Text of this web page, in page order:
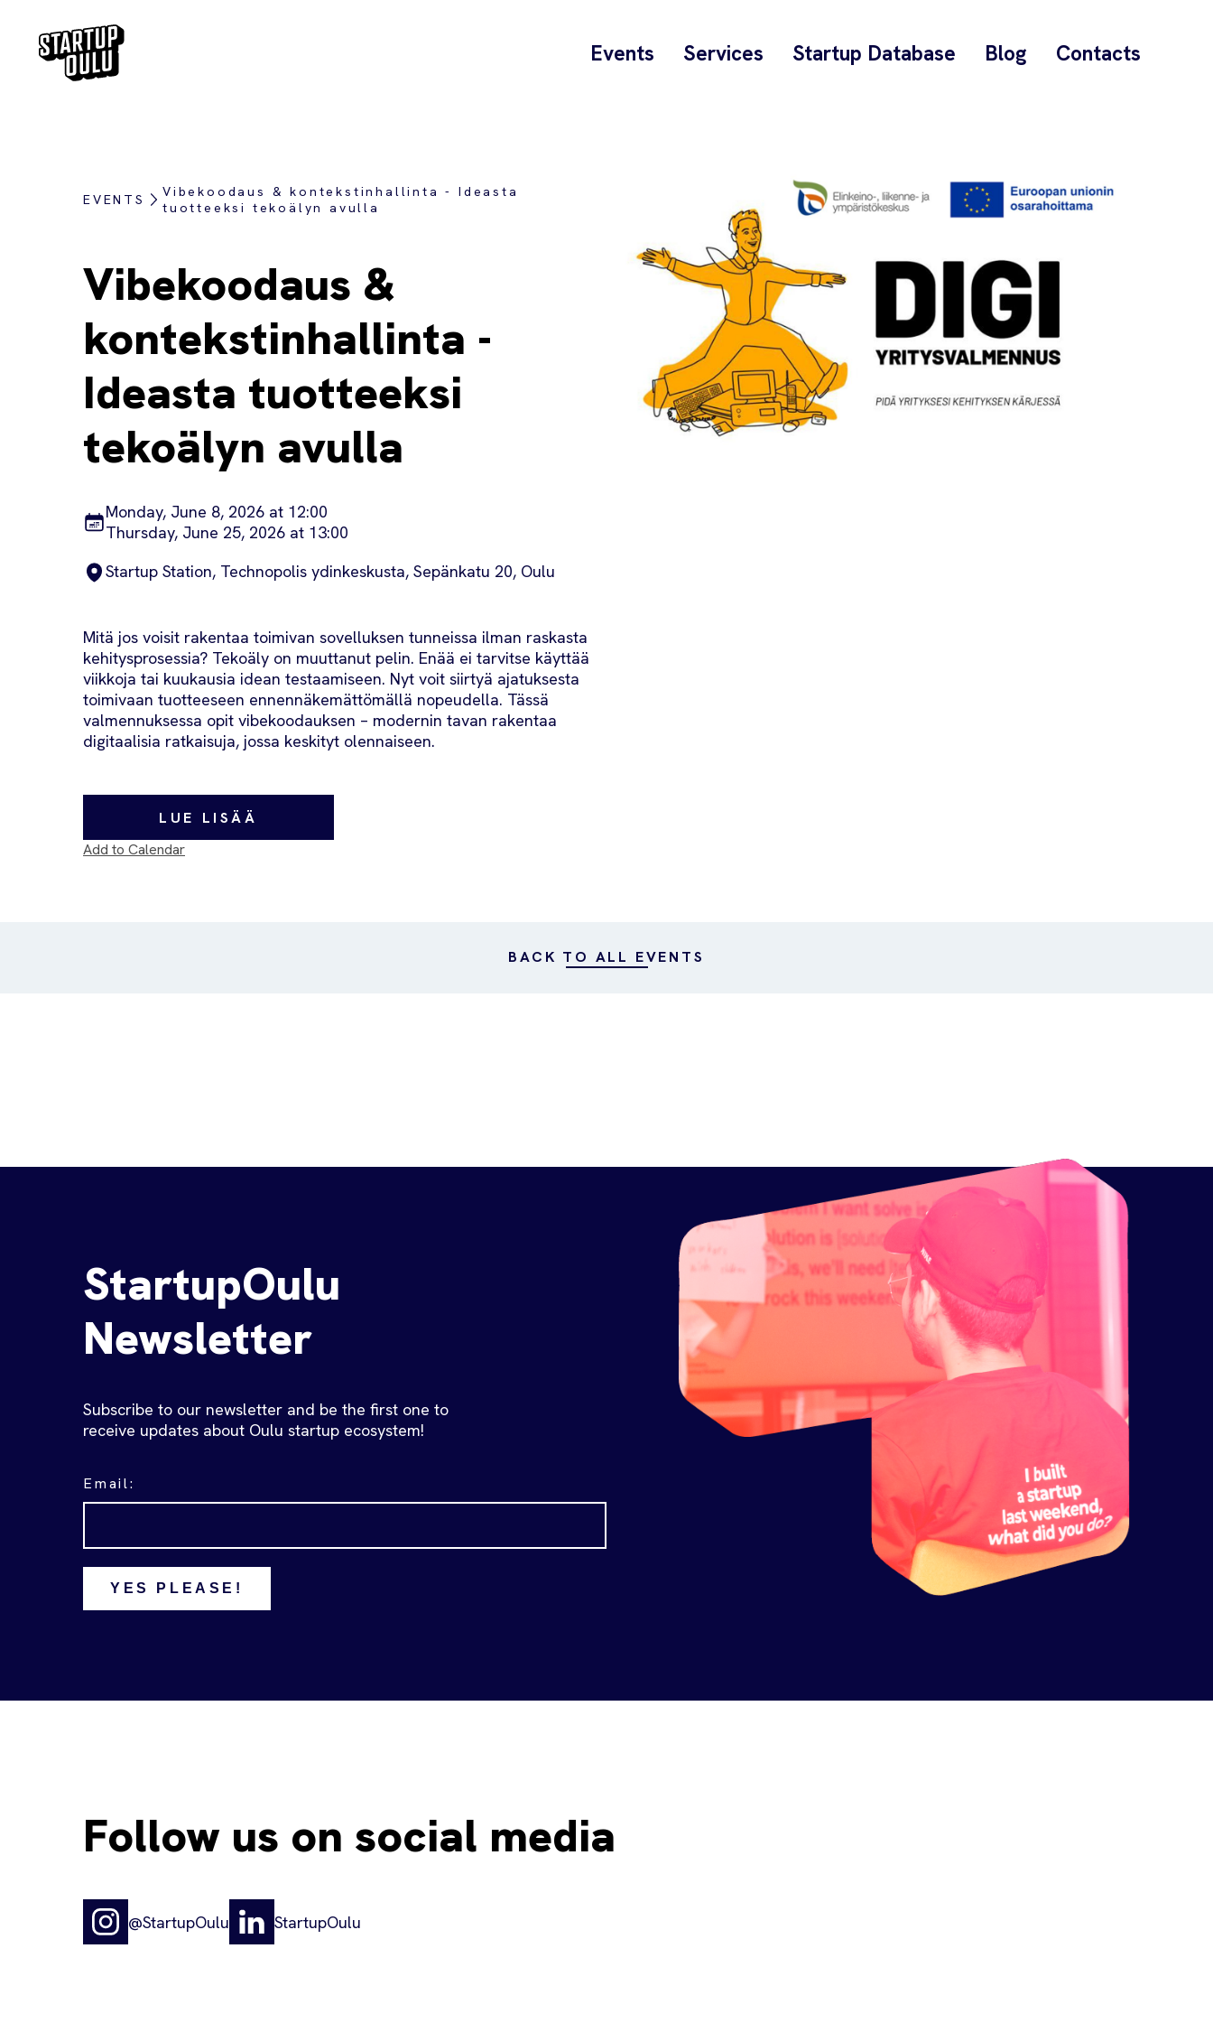
Events Services Startup Database Blog Contacts
EVENTS
Vibekoodaus & kontekstinhallinta - Ideasta
tuotteeksi tekoälyn avulla
Vibekoodaus &
kontekstinhallinta -
Ideasta tuotteeksi
tekoälyn avulla
Monday, June 8, 2026 at 12:00
Thursday, June 25, 2026 at 13:00
Startup Station, Technopolis ydinkeskusta, Sepänkatu 20, Oulu
Mitä jos voisit rakentaa toimivan sovelluksen tunneissa ilman raskasta
kehitysprosessia? Tekoäly on muuttanut pelin. Enää ei tarvitse käyttää
viikkoja tai kuukausia idean testaamiseen. Nyt voit siirtyä ajatuksesta
toimivaan tuotteeseen ennennäkemättömällä nopeudella. Tässä
valmennuksessa opit vibekoodauksen – modernin tavan rakentaa
digitaalisia ratkaisuja, jossa keskityt olennaiseen.
LUE LISÄÄ
Add to Calendar
BACK TO ALL EVENTS
StartupOulu
Newsletter
Subscribe to our newsletter and be the first one to
receive updates about Oulu startup ecosystem!
Email:
YES PLEASE!
Follow us on social media
@StartupOulu StartupOulu